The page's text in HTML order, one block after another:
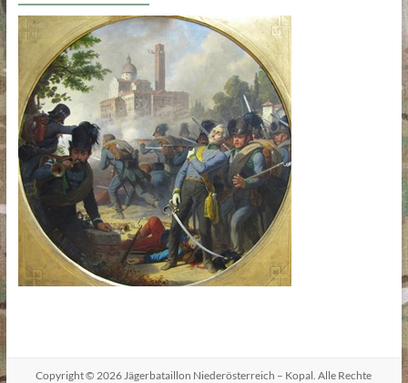
Copyright © 2026 Jägerbataillon Niederösterreich – Kopal . Alle Rechte